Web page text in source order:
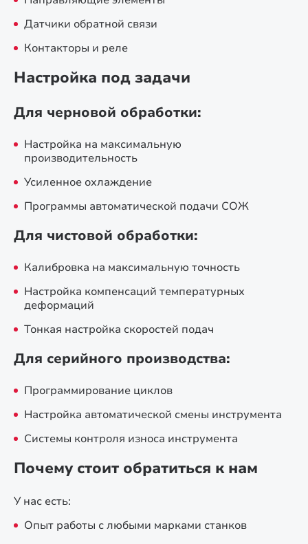
Датчики обратной связи
Контакторы и реле
Настройка под задачи
Для черновой обработки:
Настройка на максимальную
производительность
Усиленное охлаждение
Программы автоматической подачи СОЖ
Для чистовой обработки:
Калибровка на максимальную точность
Настройка компенсаций температурных
деформаций
Тонкая настройка скоростей подач
Для серийного производства:
Программирование циклов
Настройка автоматической смены инструмента
Системы контроля износа инструмента
Почему стоит обратиться к нам
У нас есть:
Опыт работы с любыми марками станков